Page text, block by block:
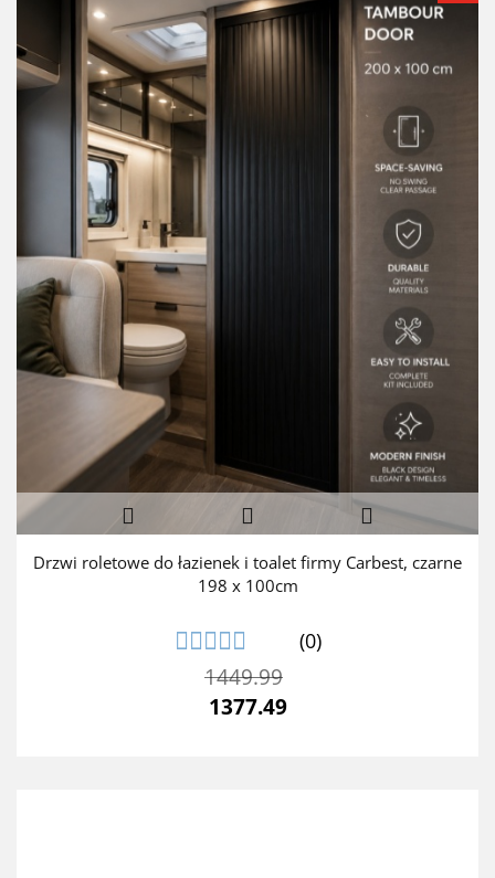
Drzwi roletowe do łazienek i toalet firmy Carbest, czarne
198 x 100cm
(0)
1449.99
1377.49